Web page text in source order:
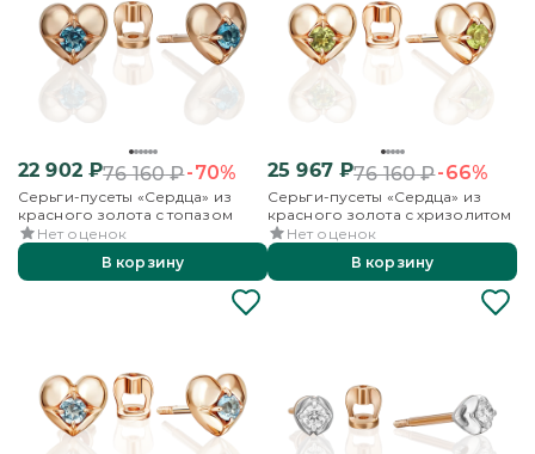
22 902₽76 160₽-70%
Серьги-пусеты «Сердца» из
красного золота с топазом
Нет оценок
В корзину
25 967₽76 160₽-66%
Серьги-пусеты «Сердца» из
красного золота с хризолитом
Нет оценок
В корзину